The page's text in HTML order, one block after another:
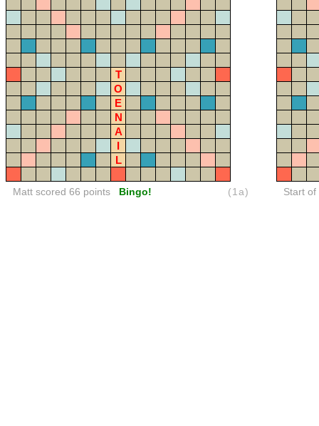
T
O
E
N
A
I
L
Matt scored 66 points Bingo! (1a) Start